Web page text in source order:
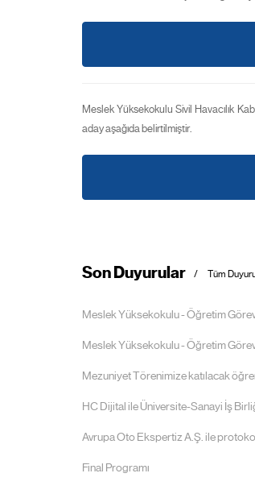
Meslek Yüksekokulu Sivil Havacılık
aday aşağıda belirtilmiştir.
Son Duyurular Tüm
Meslek Yüksekokulu - Öğretim
Meslek Yüksekokulu - Öğretim
Mezuniyet Törenimize katılacak
HC Dijital ile Üniversite-Sanayi İş
Avrupa Oto Ekspertiz A.Ş. ile
Final Programı